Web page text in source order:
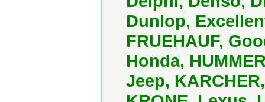
Dunlop,
FRUEHAUF,
Honda,
Jeep,